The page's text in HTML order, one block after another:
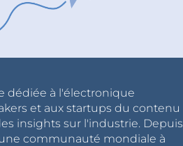
dédiée à l'électronique
et aux startups du contenu
insights sur l'industrie. Depuis
communauté mondiale à